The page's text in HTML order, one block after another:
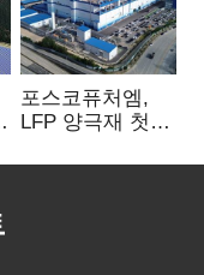
포스코퓨처엠,
LFP 양극재 첫
ESS 시장 공략